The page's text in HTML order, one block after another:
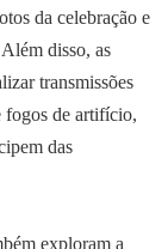
da celebração e
disso, as
transmissões
fogos de artifício,
das
exploram a